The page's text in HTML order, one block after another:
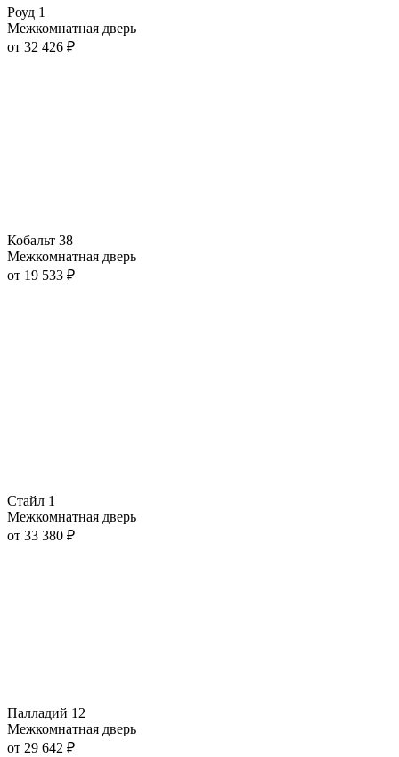
Роуд 1
Межкомнатная дверь
от 32 426 ₽
Кобальт 38
Межкомнатная дверь
от 19 533 ₽
Стайл 1
Межкомнатная дверь
от 33 380 ₽
Палладий 12
Межкомнатная дверь
от 29 642 ₽